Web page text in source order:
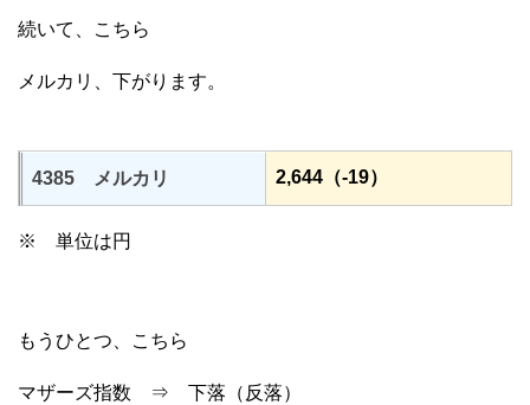
続いて、こちら
メルカリ、下がります。
4385 メルカリ 2,644（-19）
※ 単位は円
もうひとつ、こちら
マザーズ指数 ⇒ 下落（反落）